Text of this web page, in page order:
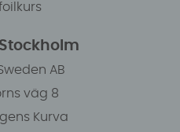
AB
väg 8
Kurva